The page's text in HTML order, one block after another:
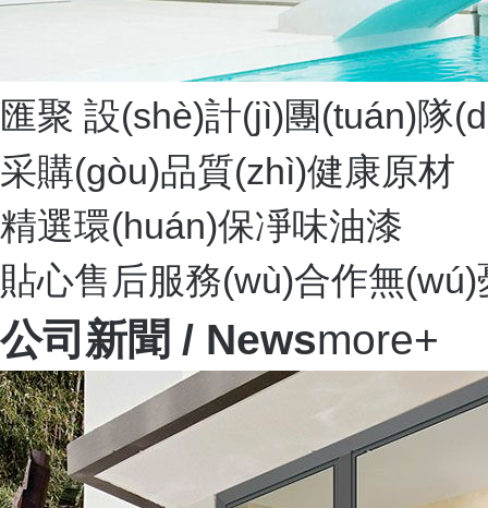
匯聚 設(shè)計(jì)團(tuán)隊
采購(gòu)品質(zhì)健康原材
精選環(huán)保凈味油漆
貼心售后服務(wù)合作無(wú)
公司新聞 / Newsmore+